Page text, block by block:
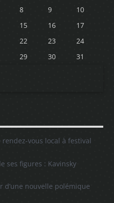
8 9
10
15 16
17
22 23
24
29 30 31
rendez-vous local à festival
ses figures : Kavinsky
d’une nouvelle polémique